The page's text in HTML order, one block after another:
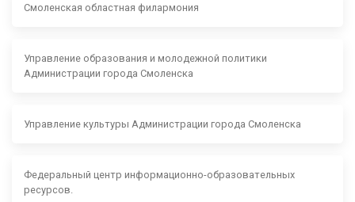
Смоленская областная филармония
Управление образования и молодежной политики
Администрации города Смоленска
Управление культуры Администрации города Смоленска
Федеральный центр информационно-образовательных
ресурсов.